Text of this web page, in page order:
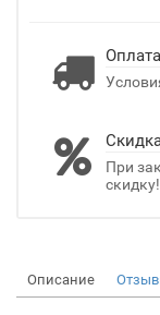
При
скидку!
Описание